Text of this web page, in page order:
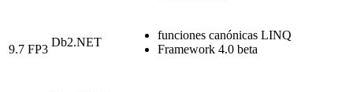
9.7 FP3
Db2.NET
funciones canónicas LINQ
Framework 4.0 beta